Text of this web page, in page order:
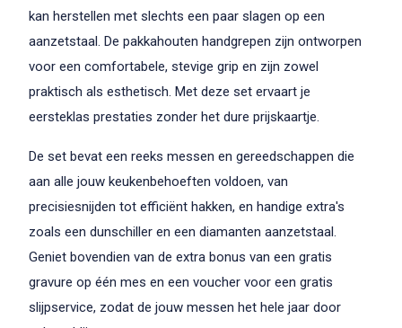
kan herstellen met slechts een paar slagen op een
aanzetstaal. De pakkahouten handgrepen zijn ontworpen
voor een comfortabele, stevige grip en zijn zowel
praktisch als esthetisch. Met deze set ervaart je
eersteklas prestaties zonder het dure prijskaartje.
De set bevat een reeks messen en gereedschappen die
aan alle jouw keukenbehoeften voldoen, van
precisiesnijden tot efficiënt hakken, en handige extra's
zoals een dunschiller en een diamanten aanzetstaal.
Geniet bovendien van de extra bonus van een gratis
gravure op één mes en een voucher voor een gratis
slijpservice, zodat de jouw messen het hele jaar door